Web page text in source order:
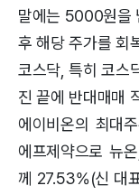
말에는 5000원을
후 해당 주가를 회
코스닥, 특히 코스
진 끝에 반대매매
에이비온의 최대
에프제약으로 뉴
께 27.53%(신 대